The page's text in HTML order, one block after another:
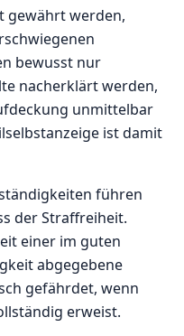
gewährt werden,
bewusst nur
nacherklärt werden,
unmittelbar
ist damit
führen
der Straffreiheit.
einer im guten
abgegebene
gefährdet, wenn
erweist.